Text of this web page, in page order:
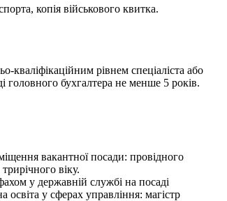
копія військового квитка.
рівнем спеціаліста або
головного бухгалтера не менше 5 років.
вакантної посади: провідного
віку.
у державній службі на посаді
у сферах управління: магістр